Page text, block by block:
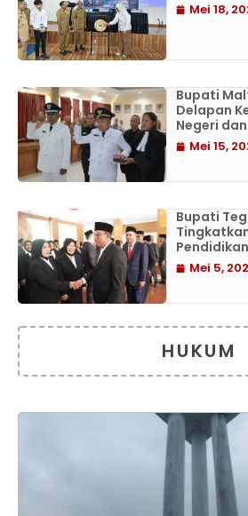
Mei 18,
Bupati
Delapan
Negeri
Mei 15,
Bupati
Pendidikan
Mei 5,
HUKUM